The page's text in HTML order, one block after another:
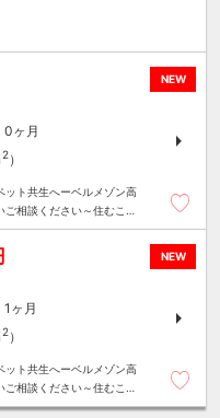
NEW
0ヶ月
2）
ト共生へーベルメゾン高
相談ください～住むこと
NEW
1ヶ月
2）
ト共生へーベルメゾン高
相談ください～住むこと